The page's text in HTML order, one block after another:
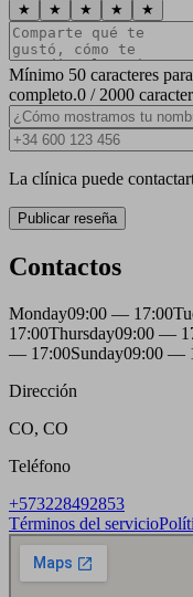
★ ★ ★ ★ ★
Mínimo 50 caracteres
completo.0 / 2000
La clínica puede
Publicar reseña
Contactos
Monday09:00 — 17:00
17:00Thursday09:00 —
— 17:00Sunday09:00 —
Dirección
CO, CO
Teléfono
+573228492853
Términos del servicio